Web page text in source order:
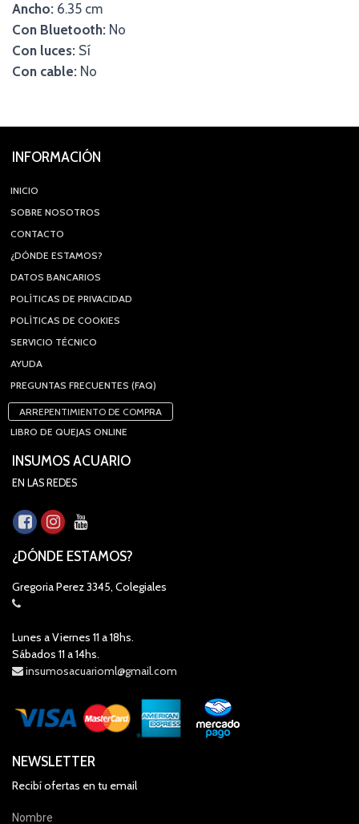
Ancho: 6.35 cm
Con Bluetooth: No
Con luces: Sí
Con cable: No
INFORMACIÓN
INICIO
SOBRE NOSOTROS
CONTACTO
¿DÓNDE ESTAMOS?
DATOS BANCARIOS
POLÍTICAS DE PRIVACIDAD
POLÍTICAS DE COOKIES
SERVICIO TÉCNICO
AYUDA
PREGUNTAS FRECUENTES (FAQ)
ARREPENTIMIENTO DE COMPRA
LIBRO DE QUEJAS ONLINE
INSUMOS ACUARIO
EN LAS REDES
¿DÓNDE ESTAMOS?
Gregoria Perez 3345, Colegiales
Lunes a Viernes 11 a 18hs.
Sábados 11 a 14hs.
insumosacuarioml@gmail.com
NEWSLETTER
Recibí ofertas en tu email